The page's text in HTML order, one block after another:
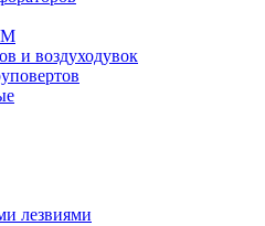
и воздуходувок
лезвиями